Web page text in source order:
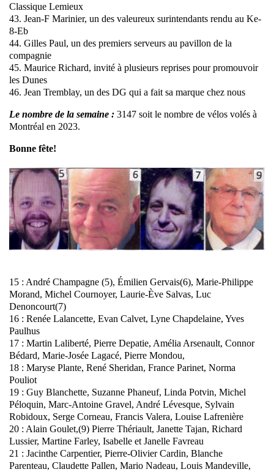
Classique Lemieux
43. Jean-F Marinier, un des valeureux surintendants rendu au Ke-
8-Eb
44. Gilles Paul, un des premiers serveurs au pavillon de la
compagnie
45. Maurice Richard, invité à plusieurs reprises pour promouvoir
les Dunes
46. Jean Tremblay, un des DG qui a fait sa marque chez nous
Le nombre de la semaine : 3147 soit le nombre de vélos volés à
Montréal en 2023.
Bonne fête!
15 : André Champagne (5), Émilien Gervais(6), Marie-Philippe
Morand, Michel Cournoyer, Laurie-Ève Salvas, Luc
Denoncourt(7)
16 : Renée Lalancette, Evan Calvet, Lyne Chapdelaine, Yves
Paulhus
17 : Martin Laliberté, Pierre Depatie, Amélia Arsenault, Connor
Bédard, Marie-Josée Lagacé, Pierre Mondou,
18 : Maryse Plante, René Sheridan, France Parinet, Norma
Pouliot
19 : Guy Blanchette, Suzanne Phaneuf, Linda Potvin, Michel
Péloquin, Marc-Antoine Gravel, André Lévesque, Sylvain
Robidoux, Serge Corneau, Francis Valera, Louise Lafrenière
20 : Alain Goulet,(9) Pierre Thériault, Janette Tajan, Richard
Lussier, Martine Farley, Isabelle et Janelle Favreau
21 : Jacinthe Carpentier, Pierre-Olivier Cardin, Blanche
Parenteau, Claudette Pallen, Mario Nadeau, Louis Mandeville,